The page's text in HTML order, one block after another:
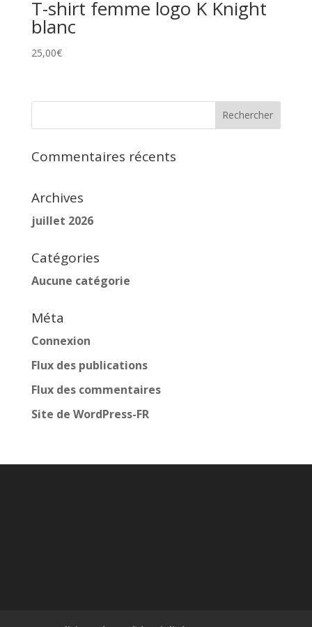
T-shirt femme logo K Knight
blanc
25,00€
Commentaires récents
Archives
juillet 2026
Catégories
Aucune catégorie
Méta
Connexion
Flux des publications
Flux des commentaires
Site de WordPress-FR